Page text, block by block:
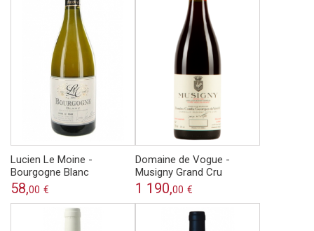
Lucien Le Moine -
Bourgogne Blanc
58,00 €
Domaine de Vogue -
Musigny Grand Cru
1 190,00 €